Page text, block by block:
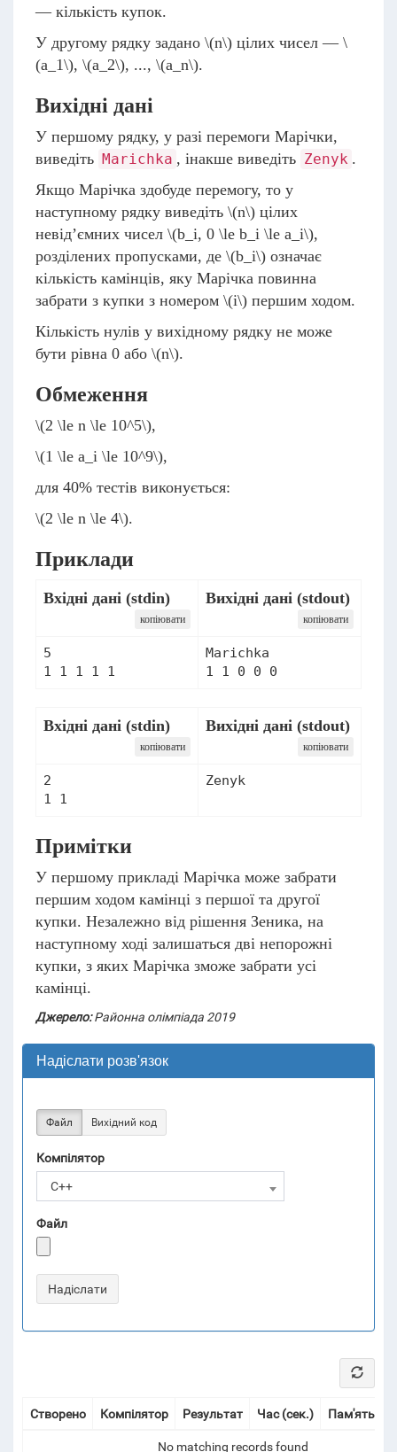
— кількість купок.
У другому рядку задано \(n\) цілих чисел — \
(a_1\), \(a_2\), ..., \(a_n\).
Вихідні дані
У першому рядку, у разі перемоги Марічки,
виведіть Marichka , інакше виведіть Zenyk .
Якщо Марічка здобуде перемогу, то у
наступному рядку виведіть \(n\) цілих
невід’ємних чисел \(b_i, 0 \le b_i \le a_i\),
розділених пропусками, де \(b_i\) означає
кількість камінців, яку Марічка повинна
забрати з купки з номером \(i\) першим ходом.
Кількість нулів у вихідному рядку не може
бути рівна 0 або \(n\).
Обмеження
\(2 \le n \le 10^5\),
\(1 \le a_i \le 10^9\),
для 40% тестів виконується:
\(2 \le n \le 4\).
Приклади
Вхідні дані (stdin)
копіювати
Вихідні дані (stdout)
копіювати
5
1 1 1 1 1
Marichka
Вхідні дані (stdin)
копіювати
Вихідні дані (stdout)
копіювати
2
1 1
Примітки
У першому прикладі Марічка може забрати
першим ходом камінці з першої та другої
купки. Незалежно від рішення Зеника, на
наступному ході залишаться дві непорожні
купки, з яких Марічка зможе забрати усі
камінці.
Джерело:Районна олімпіада 2019
Надіслати розв'язок
Файл Вихідний код
Компілятор
C++
Файл
Створено Компілятор Результат Час (сек.) Пам'ять
No matching records found